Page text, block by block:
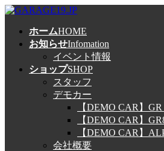
コ
ナ
ホームHOME
お知らせInfomation
イベント情報
ショップSHOP
スタッフ
デモカー
【DEMO CAR】GR
【DEMO CAR】
【DEMO CAR】
会社概要